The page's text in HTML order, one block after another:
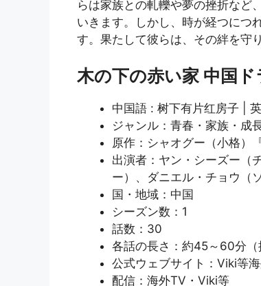
らは家族との軋轢や夢の挫折など
いきます。しかし、時が経つにつ
す。果たして彼らは、その絆を守
木の下の赤い家 中国ド
中国語 : 树下有片红房子 |
ジャンル：青春・家族・成
原作：シャオグー（小格）
出演者：ヤン・シーズー（
ー）、ダニエル・チョウ（
国・地域：中国
シーズン数：1
話数：30
各話の長さ：約45～60分（
公式ウェブサイト：Viki等
配信：海外TV・Viki等